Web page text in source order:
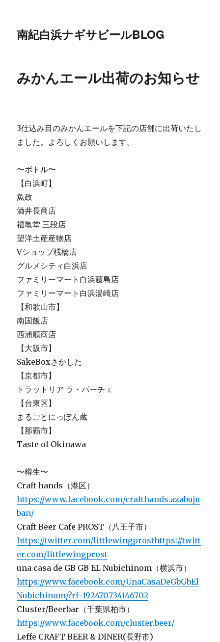
南紀白浜ナギサビールBLOG
みかんエール出荷のお知らせ
3仕込み目のみかんエールを下記の店舗に出荷いたし
ました。よろしくお願いします。
〜ボトル〜
【白浜町】
魚政
酒井長商店
福亀堂 三段店
望洋土産産物店
Vショップ桟橋店
グルメシティ白浜店
ファミリーマート白浜藤島店
ファミリーマート白浜湯崎店
【和歌山市】
南国飯店
西浦順商店
【大阪市】
SakeBoxさかした
【京都市】
トラットリア ラ・パーチェ
【台東区】
まるごとにっぽん蔵
【那覇市】
Taste of Okinawa
〜樽生〜
Craft hands（港区）
https://www.facebook.com/crafthands.azabuju
ban/
Craft Beer Cafe PROST（八王子市）
https://twitter.com/littlewingprosthttps://twitt
er.com/littlewingprost
una casa de GB GB EL Nubichinom（横浜市）
https://www.facebook.com/UnaCasaDeGbGbEl
Nubichinom/?rf=192470734146702
Cluster/Beerbar（千葉県柏市）
https://www.facebook.com/cluster.beer/
Leffe CRAFT BEER & DINER(長野市)